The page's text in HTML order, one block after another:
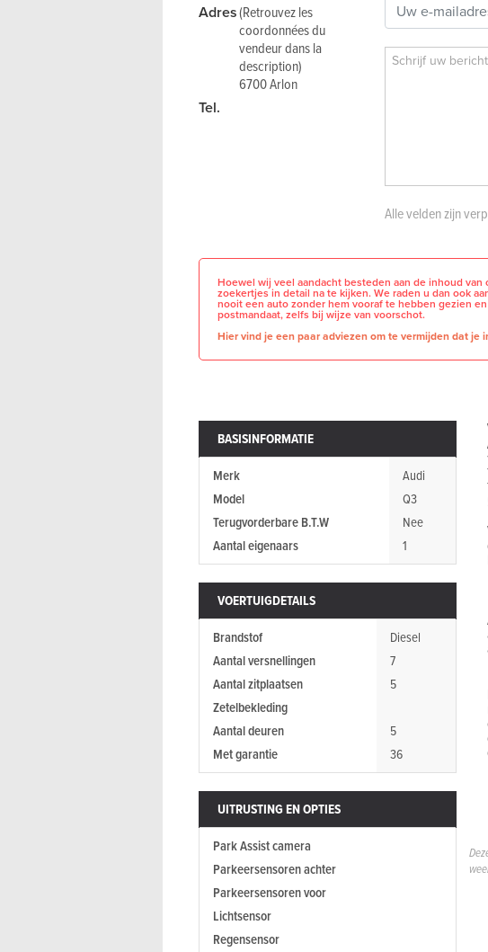
Adres(Retrouvez les
coordonnées du
vendeur dans la
description)
6700 Arlon
Tel.
Alle velden zijn
Hoewel wij veel aandacht besteden aan de inhoud
zoekertjes in detail na te kijken. We raden u dan ook
nooit een auto zonder hem vooraf te hebben gezien
postmandaat, zelfs bij wijze van voorschot.
Hier vind je een paar adviezen om te vermijden dat je
BASISINFORMATIE
Merk
Audi
Model
Q3
Terugvorderbare B.T.W
Nee
Aantal eigenaars
1
VOERTUIGDETAILS
Brandstof
Diesel
Aantal versnellingen
7
Aantal zitplaatsen
5
Zetelbekleding
Aantal deuren
5
Met garantie
36
UITRUSTING EN OPTIES
Park Assist camera
Parkeersensoren achter
Parkeersensoren voor
Lichtsensor
Regensensor